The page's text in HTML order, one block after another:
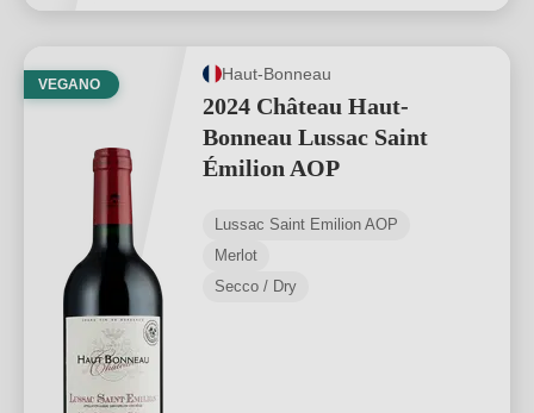
VEGANO
Haut-Bonneau
2024 Château Haut-
Bonneau Lussac Saint
Émilion AOP
Lussac Saint Émilion AOP
Merlot
Secco / Dry